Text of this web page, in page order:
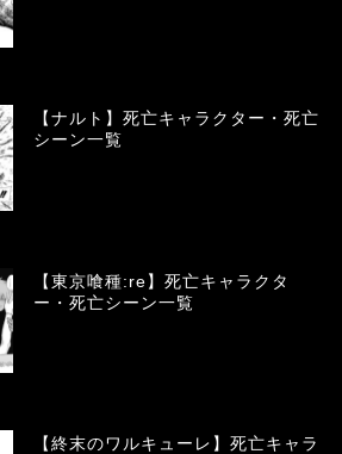
【ナルト】死亡キャラクター・死亡
シーン一覧
【東京喰種:re】死亡キャラクタ
ー・死亡シーン一覧
【終末のワルキューレ】死亡キャラ